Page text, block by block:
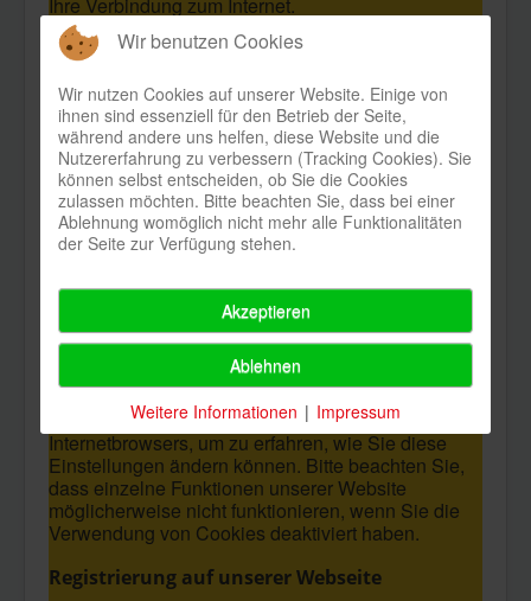
Cookies können nicht verwendet werden, um
Programme zu starten oder Viren auf einen
Computer zu übertragen. Anhand der in Cookies
enthaltenen Informationen können wir Ihnen die
Navigation erleichtern und die korrekte Anzeige
unserer Webseiten ermöglichen.
In keinem Fall werden die von uns erfassten Daten
an Dritte weitergegeben oder ohne Ihre
Einwilligung eine Verknüpfung mit
personenbezogenen Daten hergestellt.
Natürlich können Sie unsere Website grundsätzlich
auch ohne Cookies betrachten. Internet-Browser
sind regelmäßig so eingestellt, dass sie Cookies
akzeptieren. Im Allgemeinen können Sie die
Verwendung von Cookies jederzeit über die
verwenden Sie die Hilfefunktionen Ihres
Internetbrowsers, um zu erfahren, wie Sie diese
Einstellungen ändern können. Bitte beachten Sie,
dass einzelne Funktionen unserer Website
möglicherweise nicht funktionieren, wenn Sie die
Verwendung von Cookies deaktiviert haben.
Registrierung auf unserer Webseite
Wir benutzen Cookies
Wir nutzen Cookies auf unserer Website. Einige von
ihnen sind essenziell für den Betrieb der Seite,
während andere uns helfen, diese Website und die
Nutzererfahrung zu verbessern (Tracking Cookies). Sie
können selbst entscheiden, ob Sie die Cookies
zulassen möchten. Bitte beachten Sie, dass bei einer
Ablehnung womöglich nicht mehr alle Funktionalitäten
der Seite zur Verfügung stehen.
Akzeptieren
Ablehnen
Weitere Informationen | Impressum